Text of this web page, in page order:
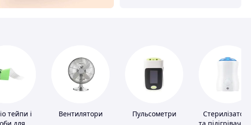
тейпи і
Вентилятори Пульсометри